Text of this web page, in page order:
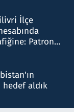
İlçe
Patron
aldık